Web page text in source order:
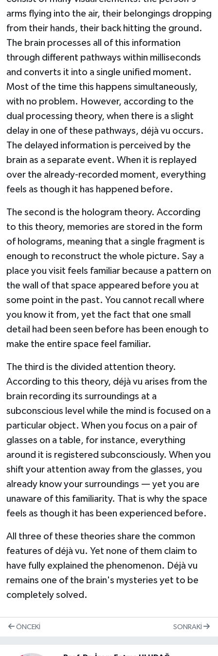
arms flying into the air, their belongings dropping
from their hands, their back hitting the ground.
The brain processes all of this information
through different pathways within milliseconds
and converts it into a single unified moment.
Most of the time this happens simultaneously,
with no problem. However, according to the
dual processing theory, when there is a slight
delay in one of these pathways, déjà vu occurs.
The delayed information is perceived by the
brain as a separate event. When it is replayed
over the already-recorded moment, everything
feels as though it has happened before.
The second is the hologram theory. According
to this theory, memories are stored in the form
of holograms, meaning that a single fragment is
enough to reconstruct the whole picture. Say a
place you visit feels familiar because a pattern on
the wall of that space appeared before you at
some point in the past. You cannot recall where
you know it from, yet the fact that one small
detail had been seen before has been enough to
make the entire space feel familiar.
The third is the divided attention theory.
According to this theory, déjà vu arises from the
brain recording its surroundings at a
subconscious level while the mind is focused on a
particular object. When you focus on a pair of
glasses on a table, for instance, everything
around it is registered subconsciously. When you
shift your attention away from the glasses, you
already know your surroundings — yet you are
unaware of this familiarity. That is why the space
feels as though it has been experienced before.
All three of these theories share the common
features of déjà vu. Yet none of them claim to
have fully explained the phenomenon. Déjà vu
remains one of the brain's mysteries yet to be
completely solved.
ÖNCEKI SONRAKI